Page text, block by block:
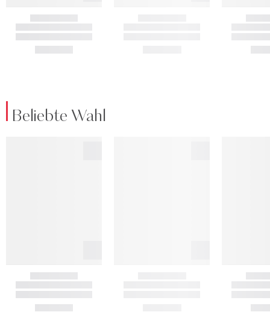
Beliebte Wahl